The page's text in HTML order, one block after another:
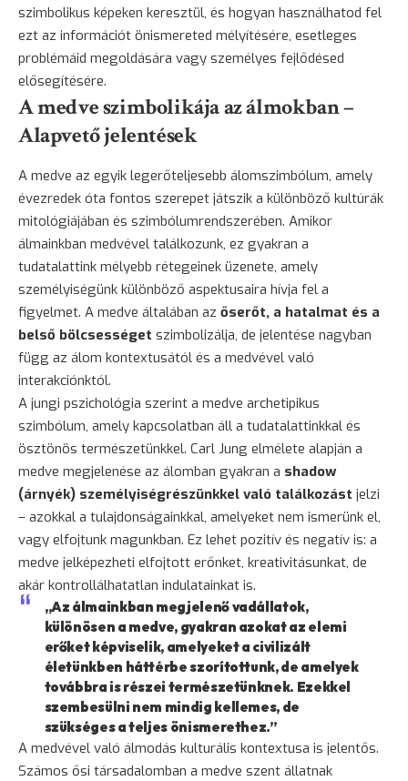
szimbolikus képeken keresztül, és hogyan használhatod fel
ezt az információt önismereted mélyítésére, esetleges
problémáid megoldására vagy személyes fejlődésed
elősegítésére.
A medve szimbolikája az álmokban –
Alapvető jelentések
A medve az egyik legerőteljesebb álomszimbólum, amely
évezredek óta fontos szerepet játszik a különböző kultúrák
mitológiájában és szimbólumrendszerében. Amikor
álmainkban medvével találkozunk, ez gyakran a
tudatalattink mélyebb rétegeinek üzenete, amely
személyiségünk különböző aspektusaira hívja fel a
figyelmet. A medve általában az őserőt, a hatalmat és a
belső bölcsességet szimbolizálja, de jelentése nagyban
függ az álom kontextusától és a medvével való
interakciónktól.
A jungi pszichológia szerint a medve archetipikus
szimbólum, amely kapcsolatban áll a tudatalattinkkal és
ösztönös természetünkkel. Carl Jung elmélete alapján a
medve megjelenése az álomban gyakran a shadow
(árnyék) személyiségrészünkkel való találkozást jelzi
– azokkal a tulajdonságainkkal, amelyeket nem ismerünk el,
vagy elfojtunk magunkban. Ez lehet pozitív és negatív is: a
medve jelképezheti elfojtott erőnket, kreativitásunkat, de
akár kontrollálhatatlan indulatainkat is.
„Az álmainkban megjelenő vadállatok,
különösen a medve, gyakran azokat az elemi
erőket képviselik, amelyeket a civilizált
életünkben háttérbe szorítottunk, de amelyek
továbbra is részei természetünknek. Ezekkel
szembesülni nem mindig kellemes, de
szükséges a teljes önismerethez.”
A medvével való álmodás kulturális kontextusa is jelentős.
Számos ősi társadalomban a medve szent állatnak